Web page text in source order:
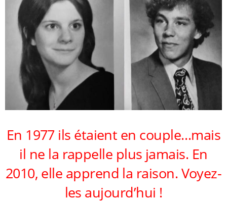
En 1977 ils étaient en couple…mais
il ne la rappelle plus jamais. En
2010, elle apprend la raison. Voyez-
les aujourd’hui !